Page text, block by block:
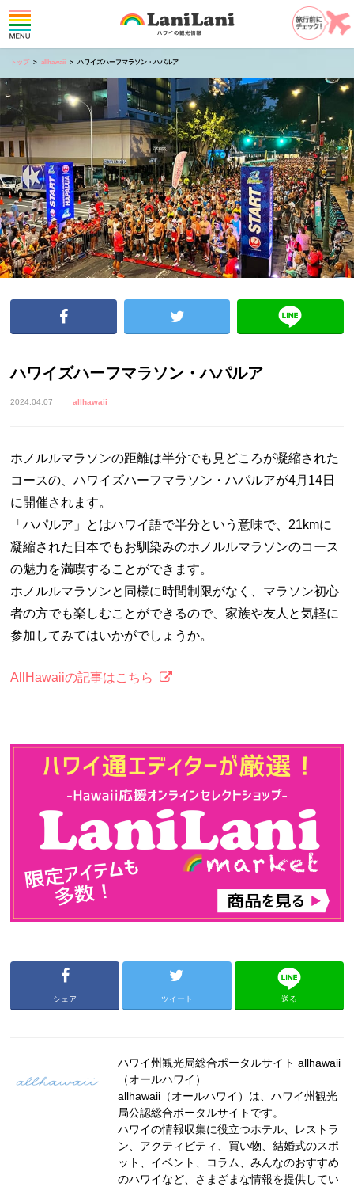
トップ allhawaii ハワイズハーフマラソン・ハパルア
ハワイズハーフマラソン・ハパルア
2024.04.07 allhawaii
ホノルルマラソンの距離は半分でも見どころが凝縮された
コースの、ハワイズハーフマラソン・ハパルアが4月14日
に開催されます。
「ハパルア」とはハワイ語で半分という意味で、21kmに
凝縮された日本でもお馴染みのホノルルマラソンのコース
の魅力を満喫することができます。
ホノルルマラソンと同様に時間制限がなく、マラソン初心
者の方でも楽しむことができるので、家族や友人と気軽に
参加してみてはいかがでしょうか。
AllHawaiiの記事はこちら
シェア ツイート 送る
ハワイ州観光局総合ポータルサイト allhawaii
（オールハワイ）
allhawaii（オールハワイ）は、ハワイ州観光
局公認総合ポータルサイトです。
ハワイの情報収集に役立つホテル、レストラ
ン、アクティビティ、買い物、結婚式のスポ
ット、イベント、コラム、みんなのおすすめ
のハワイなど、さまざまな情報を提供してい